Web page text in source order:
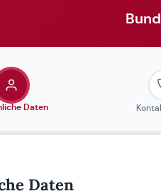
Daten
Daten